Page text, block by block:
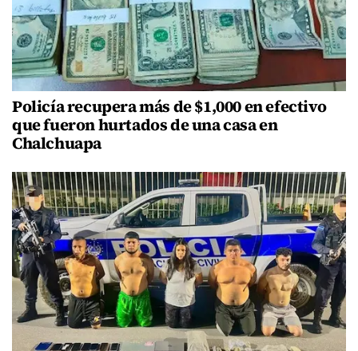
Policía recupera más de $1,000 en efectivo
que fueron hurtados de una casa en
Chalchuapa